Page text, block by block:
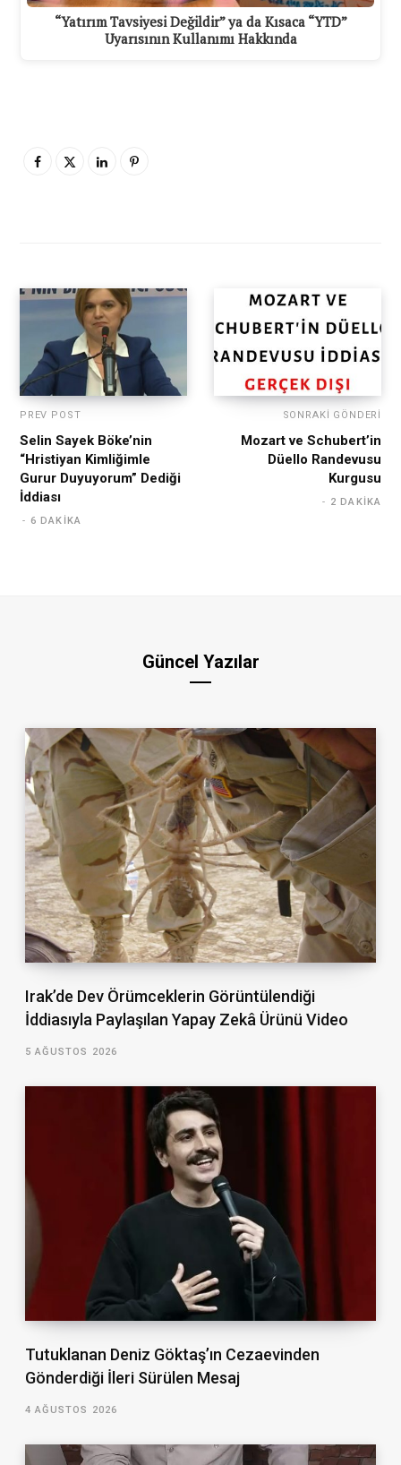
“Yatırım Tavsiyesi Değildir” ya da Kısaca “YTD”
Uyarısının Kullanımı Hakkında
PREV POST
Selin Sayek Böke’nin
“Hristiyan Kimliğimle
Gurur Duyuyorum” Dediği
İddiası
6 DAKIKA
SONRAKI GÖNDERI
Mozart ve Schubert’in
Düello Randevusu
Kurgusu
2 DAKIKA
Güncel Yazılar
Irak’de Dev Örümceklerin Görüntülendiği
İddiasıyla Paylaşılan Yapay Zekâ Ürünü Video
5 AĞUSTOS 2026
Tutuklanan Deniz Göktaş’ın Cezaevinden
Gönderdiği İleri Sürülen Mesaj
4 AĞUSTOS 2026